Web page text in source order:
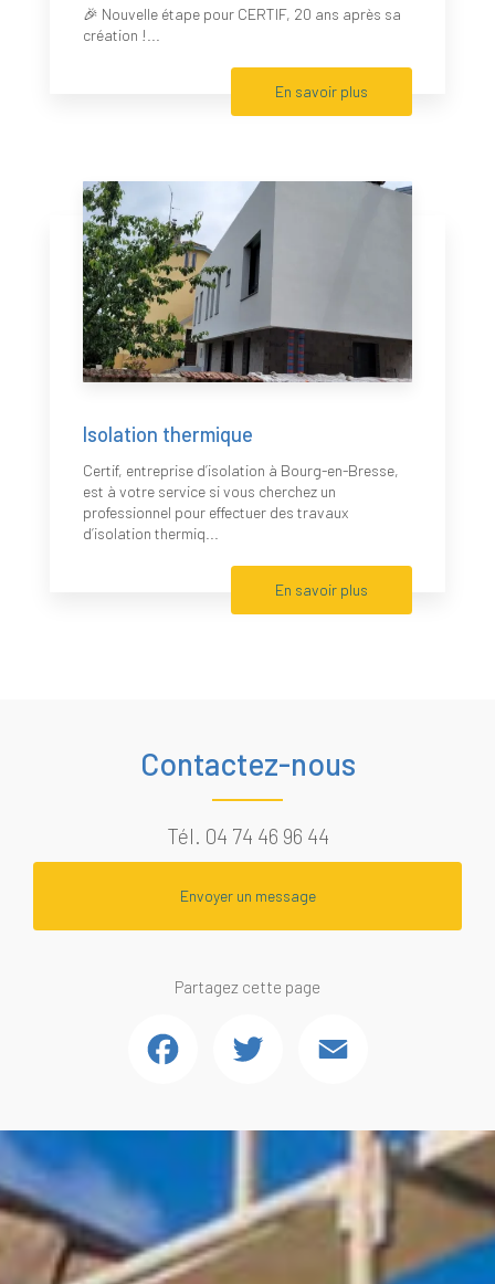
🎉 Nouvelle étape pour CERTIF, 20 ans après sa
création !...
En savoir plus
Isolation thermique
Certif, entreprise d’isolation à Bourg-en-Bresse,
est à votre service si vous cherchez un
professionnel pour effectuer des travaux
d’isolation thermiq...
En savoir plus
Contactez-nous
Tél. 04 74 46 96 44
Envoyer un message
Partagez cette page